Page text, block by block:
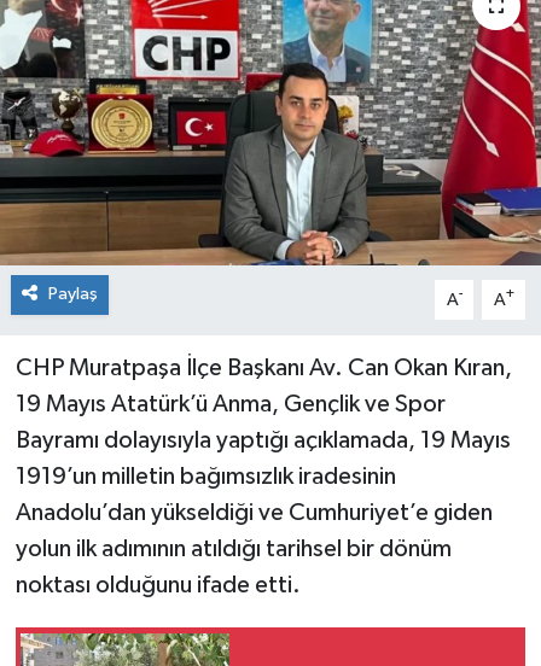
Paylaş A- A+
CHP Muratpaşa İlçe Başkanı Av. Can Okan Kıran,
19 Mayıs Atatürk’ü Anma, Gençlik ve Spor
Bayramı dolayısıyla yaptığı açıklamada, 19 Mayıs
1919’un milletin bağımsızlık iradesinin
Anadolu’dan yükseldiği ve Cumhuriyet’e giden
yolun ilk adımının atıldığı tarihsel bir dönüm
noktası olduğunu ifade etti.